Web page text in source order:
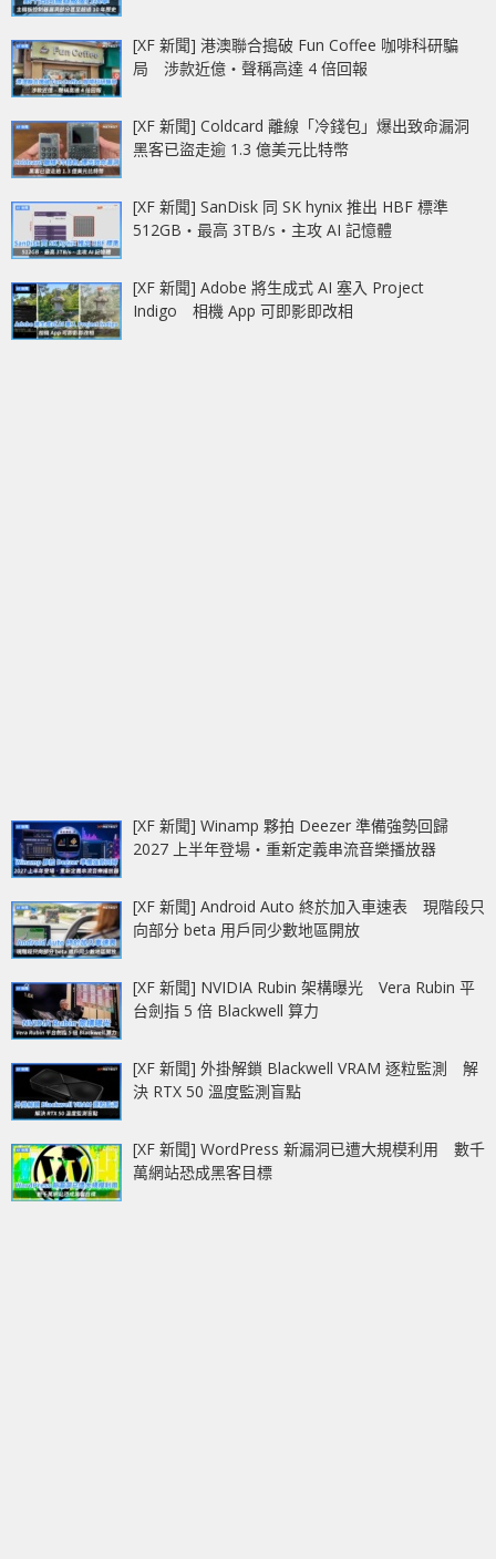
[XF 新聞] 港澳聯合搗破 Fun Coffee 咖啡科研騙
局 涉款近億‧聲稱高達 4 倍回報
[XF 新聞] Coldcard 離線「冷錢包」爆出致命漏洞
黑客已盜走逾 1.3 億美元比特幣
[XF 新聞] SanDisk 同 SK hynix 推出 HBF 標準
512GB‧最高 3TB/s‧主攻 AI 記憶體
[XF 新聞] Adobe 將生成式 AI 塞入 Project
Indigo 相機 App 可即影即改相
[XF 新聞] Winamp 夥拍 Deezer 準備強勢回歸
2027 上半年登場‧重新定義串流音樂播放器
[XF 新聞] Android Auto 終於加入車速表 現階段只
向部分 beta 用戶同少數地區開放
[XF 新聞] NVIDIA Rubin 架構曝光 Vera Rubin 平
台劍指 5 倍 Blackwell 算力
[XF 新聞] 外掛解鎖 Blackwell VRAM 逐粒監測 解
決 RTX 50 溫度監測盲點
[XF 新聞] WordPress 新漏洞已遭大規模利用 數千
萬網站恐成黑客目標